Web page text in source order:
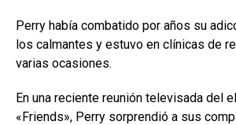
Perry había combatido por años su
los calmantes y estuvo en clínicas de
varias ocasiones.
En una reciente reunión televisada del
«Friends», Perry sorprendió a sus